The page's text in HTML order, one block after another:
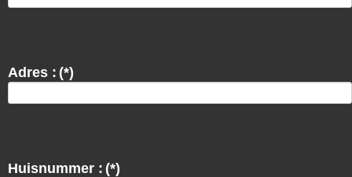
Adres : (*)
Huisnummer : (*)